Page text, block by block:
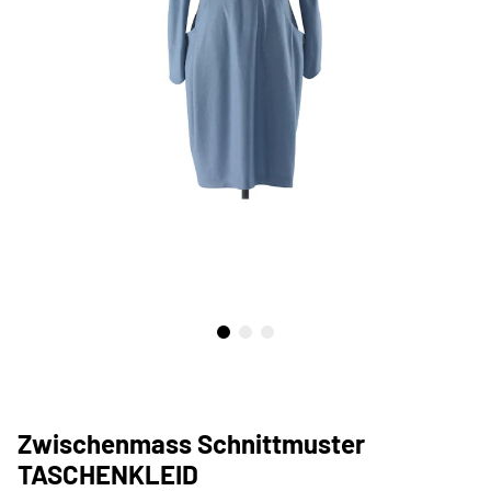
Zwischenmass Schnittmuster
TASCHENKLEID